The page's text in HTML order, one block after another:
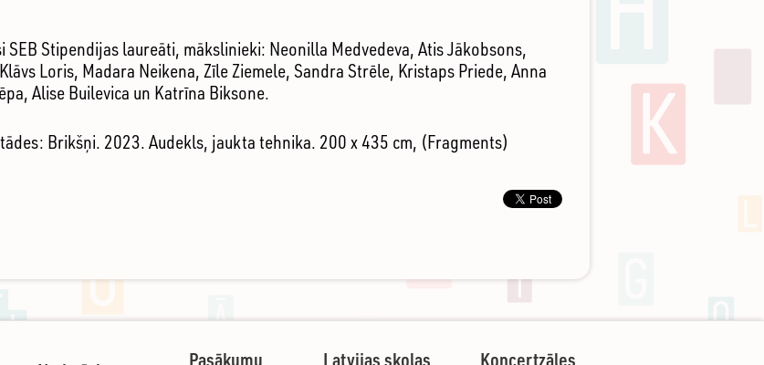
SEB Stipendijas laureāti, mākslinieki: Neonilla Medvedeva, Atis Jākobsons,
Loris, Madara Neikena, Zīle Ziemele, Sandra Strēle, Kristaps Priede, Anna
Alise Builevica un Katrīna Biksone.
Brikšņi. 2023. Audekls, jaukta tehnika. 200 x 435 cm, (Fragments)
Pasākumu Latvijas skolas Koncertzāles